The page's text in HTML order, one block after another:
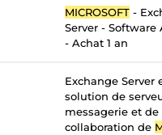
MICROSOFT -
Server - Software
- Achat 1 an
Exchange Server
solution de
messagerie et de
collaboration de